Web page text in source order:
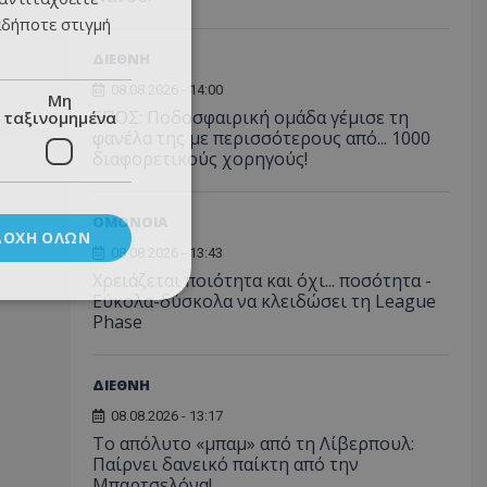
08.08.2026 - 14:00
ΕΠΟΣ: Ποδοσφαιρική ομάδα γέμισε τη
φανέλα της με περισσότερους από... 1000
διαφορετικούς χορηγούς!
ΟΜΟΝΟΙΑ
08.08.2026 - 13:43
Χρειάζεται ποιότητα και όχι... ποσότητα -
Εύκολα-δύσκολα να κλειδώσει τη League
Phase
ΔΙΕΘΝΗ
08.08.2026 - 13:17
Το απόλυτο «μπαμ» από τη Λίβερπουλ:
Παίρνει δανεικό παίκτη από την
στιγμή
Μη
ταξινομημένα
ΌΛΩΝ